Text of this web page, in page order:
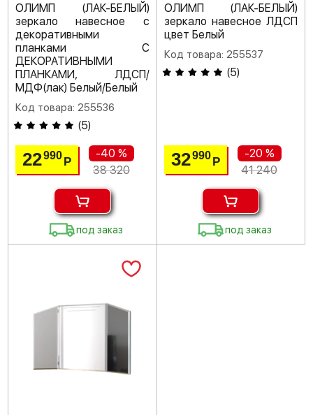
ОЛИМП (ЛАК-БЕЛЫЙ)
зеркало навесное с
декоративными
планками С
ДЕКОРАТИВНЫМИ
ПЛАНКАМИ, ЛДСП/
МДФ(лак) Белый/Белый
Код товара: 255536
(5)
22990Р
-40 %
38 320
под заказ
ОЛИМП (ЛАК-БЕЛЫЙ)
зеркало навесное ЛДСП
цвет Белый
Код товара: 255537
(5)
32990 Р
-20 %
41 240
под заказ